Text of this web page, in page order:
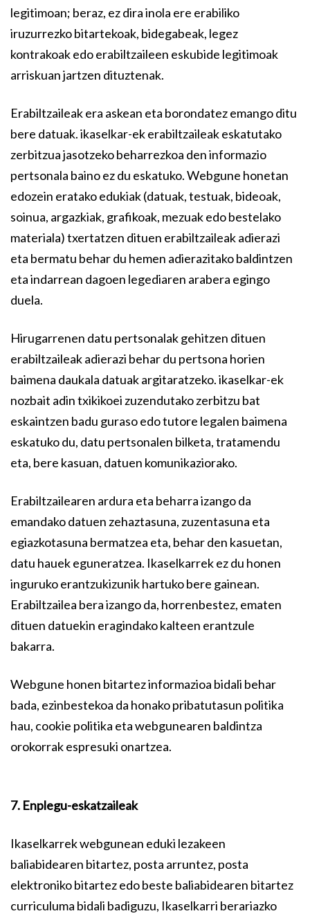
legitimoan; beraz, ez dira inola ere erabiliko
iruzurrezko bitartekoak, bidegabeak, legez
kontrakoak edo erabiltzaileen eskubide legitimoak
arriskuan jartzen dituztenak.
Erabiltzaileak era askean eta borondatez emango ditu
bere datuak. ikaselkar-ek erabiltzaileak eskatutako
zerbitzua jasotzeko beharrezkoa den informazio
pertsonala baino ez du eskatuko. Webgune honetan
edozein eratako edukiak (datuak, testuak, bideoak,
soinua, argazkiak, grafikoak, mezuak edo bestelako
materiala) txertatzen dituen erabiltzaileak adierazi
eta bermatu behar du hemen adierazitako baldintzen
eta indarrean dagoen legediaren arabera egingo
duela.
Hirugarrenen datu pertsonalak gehitzen dituen
erabiltzaileak adierazi behar du pertsona horien
baimena daukala datuak argitaratzeko. ikaselkar-ek
nozbait adin txikikoei zuzendutako zerbitzu bat
eskaintzen badu guraso edo tutore legalen baimena
eskatuko du, datu pertsonalen bilketa, tratamendu
eta, bere kasuan, datuen komunikaziorako.
Erabiltzailearen ardura eta beharra izango da
emandako datuen zehaztasuna, zuzentasuna eta
egiazkotasuna bermatzea eta, behar den kasuetan,
datu hauek eguneratzea. Ikaselkarrek ez du honen
inguruko erantzukizunik hartuko bere gainean.
Erabiltzailea bera izango da, horrenbestez, ematen
dituen datuekin eragindako kalteen erantzule
bakarra.
Webgune honen bitartez informazioa bidali behar
bada, ezinbestekoa da honako pribatutasun politika
hau, cookie politika eta webgunearen baldintza
orokorrak espresuki onartzea.
7. Enplegu-eskatzaileak
Ikaselkarrek webgunean eduki lezakeen
baliabidearen bitartez, posta arruntez, posta
elektroniko bitartez edo beste baliabidearen bitartez
curriculuma bidali badiguzu, Ikaselkarri berariazko